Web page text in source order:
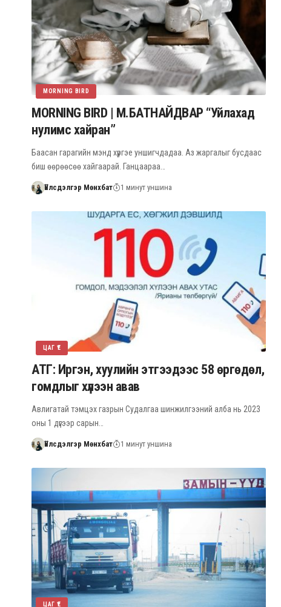
MORNING BIRD
MORNING BIRD | М.БАТНАЙДВАР “Уйлахад
нулимс хайран”
Баасан гарагийн мэнд хүргэе уншигчдадаа. Аз жаргалыг бусдаас
биш өөрөөсөө хайгаарай. Ганцаараа…
Үйлсдэлгэр Мөнхбат 1 минут уншина
ЦАГ ҮЕ
АТГ: Иргэн, хуулийн этгээдээс 58 өргөдөл,
гомдлыг хүлээн авав
Авлигатай тэмцэх газрын Судалгаа шинжилгээний алба нь 2023
оны 1 дүгээр сарын…
Үйлсдэлгэр Мөнхбат 1 минут уншина
ЦАГ ҮЕ